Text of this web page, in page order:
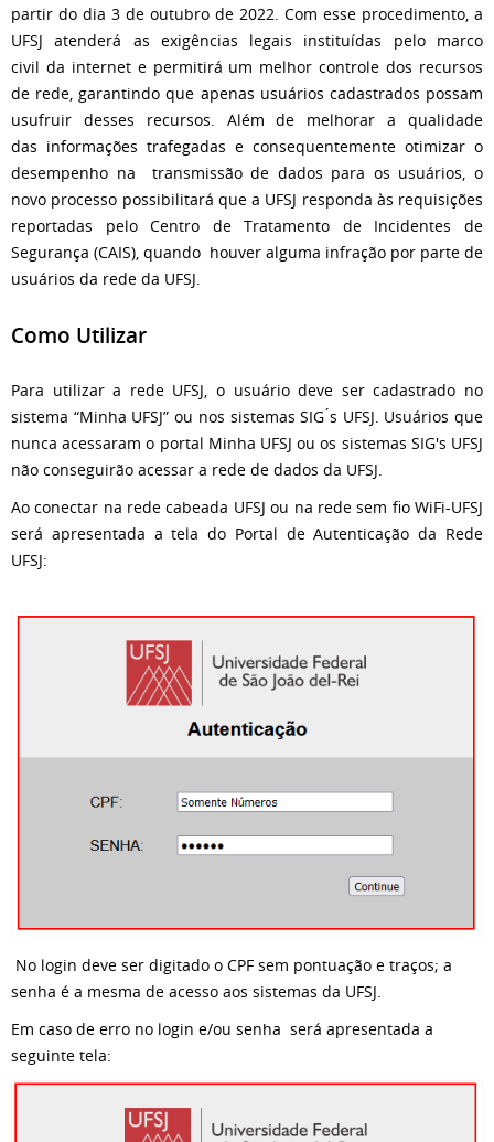
partir do dia 3 de outubro de 2022. Com esse procedimento, a
UFSJ atenderá as exigências legais instituídas pelo marco
civil da internet e permitirá um melhor controle dos recursos
de rede, garantindo que apenas usuários cadastrados possam
usufruir desses recursos. Além de melhorar a qualidade
das informações trafegadas e consequentemente otimizar o
desempenho na transmissãode dados para os usuários, o
novo processo possibilitará que a UFSJ responda às requisições
reportadas pelo Centro de Tratamento de Incidentes de
Segurança (CAIS), quando houver alguma infração por parte de
usuários da rede da UFSJ.
Como Utilizar
Para utilizar a rede UFSJ, o usuário deve ser cadastrado no
sistema “Minha UFSJ” ou nos sistemas SIG ́s UFSJ. Usuários que
nunca acessaram o portal Minha UFSJ ou os sistemas SIG's UFSJ
não conseguirão acessar a rede de dados da UFSJ.
Ao conectar na rede cabeada UFSJ ou na rede sem fio WiFi-UFSJ
será apresentada a telado Portal de Autenticação da Rede
UFSJ:
No login deve ser digitado o CPF sem pontuação e traços; a
senha é a mesma de acesso aos sistemas da UFSJ.
Em caso de erro no login e/ou senha será apresentada a
seguinte tela: